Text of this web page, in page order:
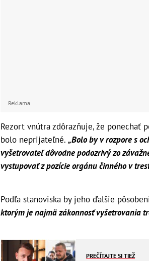
Reklama
Rezort vnútra zdôrazňuje, že ponechať
bolo neprijateľné. „Bolo by v rozpore s
vyšetrovateľ dôvodne podozrivý zo
vystupovať z pozície orgánu činného v
Podľa stanoviska by jeho ďalšie
ktorým je najmä zákonnosť vyšetrovania
PREČÍTAJTE SI TIEŽ